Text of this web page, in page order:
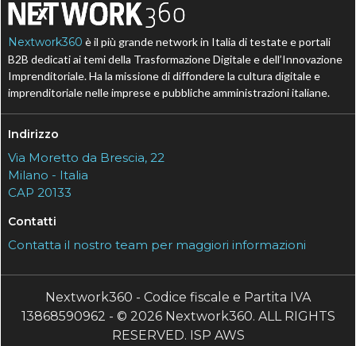
Nextwork360 è il più grande network in Italia di testate e portali
B2B dedicati ai temi della Trasformazione Digitale e dell’Innovazione
Imprenditoriale. Ha la missione di diffondere la cultura digitale e
imprenditoriale nelle imprese e pubbliche amministrazioni italiane.
Indirizzo
Via Moretto da Brescia, 22
Milano - Italia
CAP 20133
Contatti
Contatta il nostro team per maggiori informazioni
Nextwork360 - Codice fiscale e Partita IVA
13868590962 - © 2026 Nextwork360. ALL RIGHTS
RESERVED. ISP AWS